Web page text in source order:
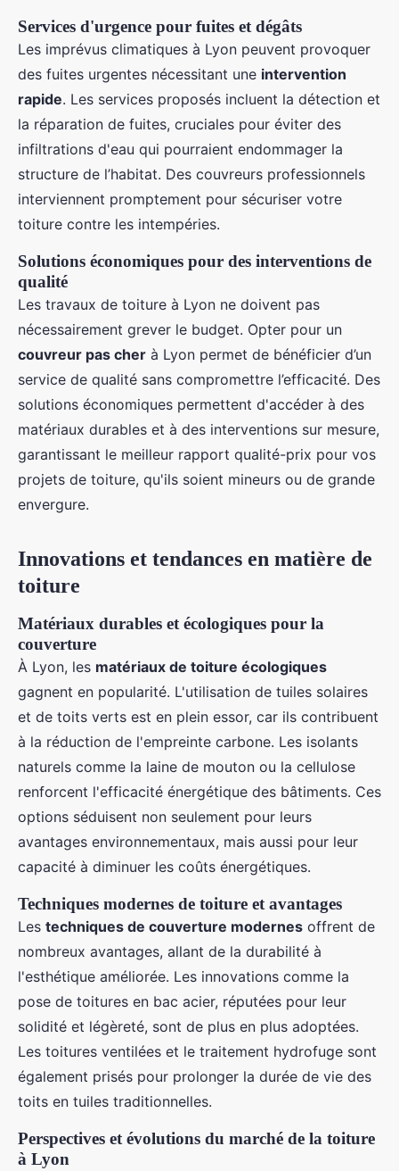
Services d'urgence pour fuites et dégâts
Les imprévus climatiques à Lyon peuvent provoquer
des fuites urgentes nécessitant une intervention
rapide. Les services proposés incluent la détection et
la réparation de fuites, cruciales pour éviter des
infiltrations d'eau qui pourraient endommager la
structure de l’habitat. Des couvreurs professionnels
interviennent promptement pour sécuriser votre
toiture contre les intempéries.
Solutions économiques pour des interventions de
qualité
Les travaux de toiture à Lyon ne doivent pas
nécessairement grever le budget. Opter pour un
couvreur pas cher à Lyon permet de bénéficier d’un
service de qualité sans compromettre l’efficacité. Des
solutions économiques permettent d'accéder à des
matériaux durables et à des interventions sur mesure,
garantissant le meilleur rapport qualité-prix pour vos
projets de toiture, qu'ils soient mineurs ou de grande
envergure.
Innovations et tendances en matière de
toiture
Matériaux durables et écologiques pour la
couverture
À Lyon, les matériaux de toiture écologiques
gagnent en popularité. L'utilisation de tuiles solaires
et de toits verts est en plein essor, car ils contribuent
à la réduction de l'empreinte carbone. Les isolants
naturels comme la laine de mouton ou la cellulose
renforcent l'efficacité énergétique des bâtiments. Ces
options séduisent non seulement pour leurs
avantages environnementaux, mais aussi pour leur
capacité à diminuer les coûts énergétiques.
Techniques modernes de toiture et avantages
Les techniques de couverture modernes offrent de
nombreux avantages, allant de la durabilité à
l'esthétique améliorée. Les innovations comme la
pose de toitures en bac acier, réputées pour leur
solidité et légèreté, sont de plus en plus adoptées.
Les toitures ventilées et le traitement hydrofuge sont
également prisés pour prolonger la durée de vie des
toits en tuiles traditionnelles.
Perspectives et évolutions du marché de la toiture
à Lyon